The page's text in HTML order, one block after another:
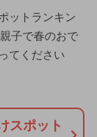
ットランキン
子で春のおで
てください
スポット